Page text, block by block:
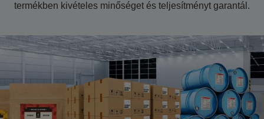
termékben kivételes minőséget és teljesítményt garantál.